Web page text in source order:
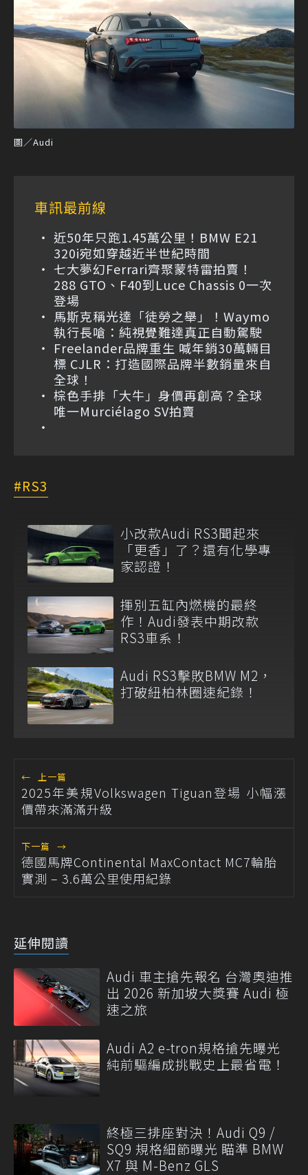
圖／Audi
車訊最前線
近50年只跑1.45萬公里！BMW E21
320i宛如穿越近半世紀時間
七大夢幻Ferrari齊聚蒙特雷拍賣！
288 GTO、F40到Luce Chassis 0一次
登場
馬斯克稱光達「徒勞之舉」！Waymo
執行長嗆：純視覺難達真正自動駕駛
Freelander品牌重生 喊年銷30萬輛目
標 CJLR：打造國際品牌半數銷量來自
全球！
棕色手排「大牛」身價再創高？全球
唯一Murciélago SV拍賣
RS3
小改款Audi RS3聞起來
「更香」了？還有化學專
家認證！
揮別五缸內燃機的最終
作！Audi發表中期改款
RS3車系！
Audi RS3擊敗BMW M2，
打破紐柏林圈速紀錄！
← 上一篇
2025年美規Volkswagen Tiguan登場 小幅漲
價帶來滿滿升級
下一篇 →
德國馬牌Continental MaxContact MC7輪胎
實測 – 3.6萬公里使用紀錄
延伸閱讀
Audi 車主搶先報名 台灣奧迪推
出 2026 新加坡大獎賽 Audi 極
速之旅
Audi A2 e-tron規格搶先曝光
純前驅編成挑戰史上最省電！
終極三排座對決！Audi Q9 /
SQ9 規格細節曝光 瞄準 BMW
X7 與 M-Benz GLS